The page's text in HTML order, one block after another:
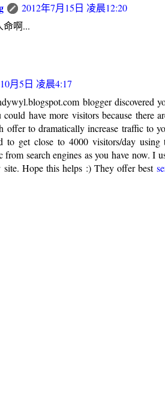
2012年7月15日 凌晨12:20
命啊...
月5日 凌晨4:17
blogger
have more visitors because there
offer to dramatically increase traffic to
to get close to 4000 visitors/day
from search engines as you have now. I
Hope this helps :) They offer best